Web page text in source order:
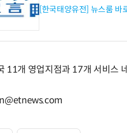
[한국태양유전] 뉴스룸 바
11개 영업지점과 17개 서비스